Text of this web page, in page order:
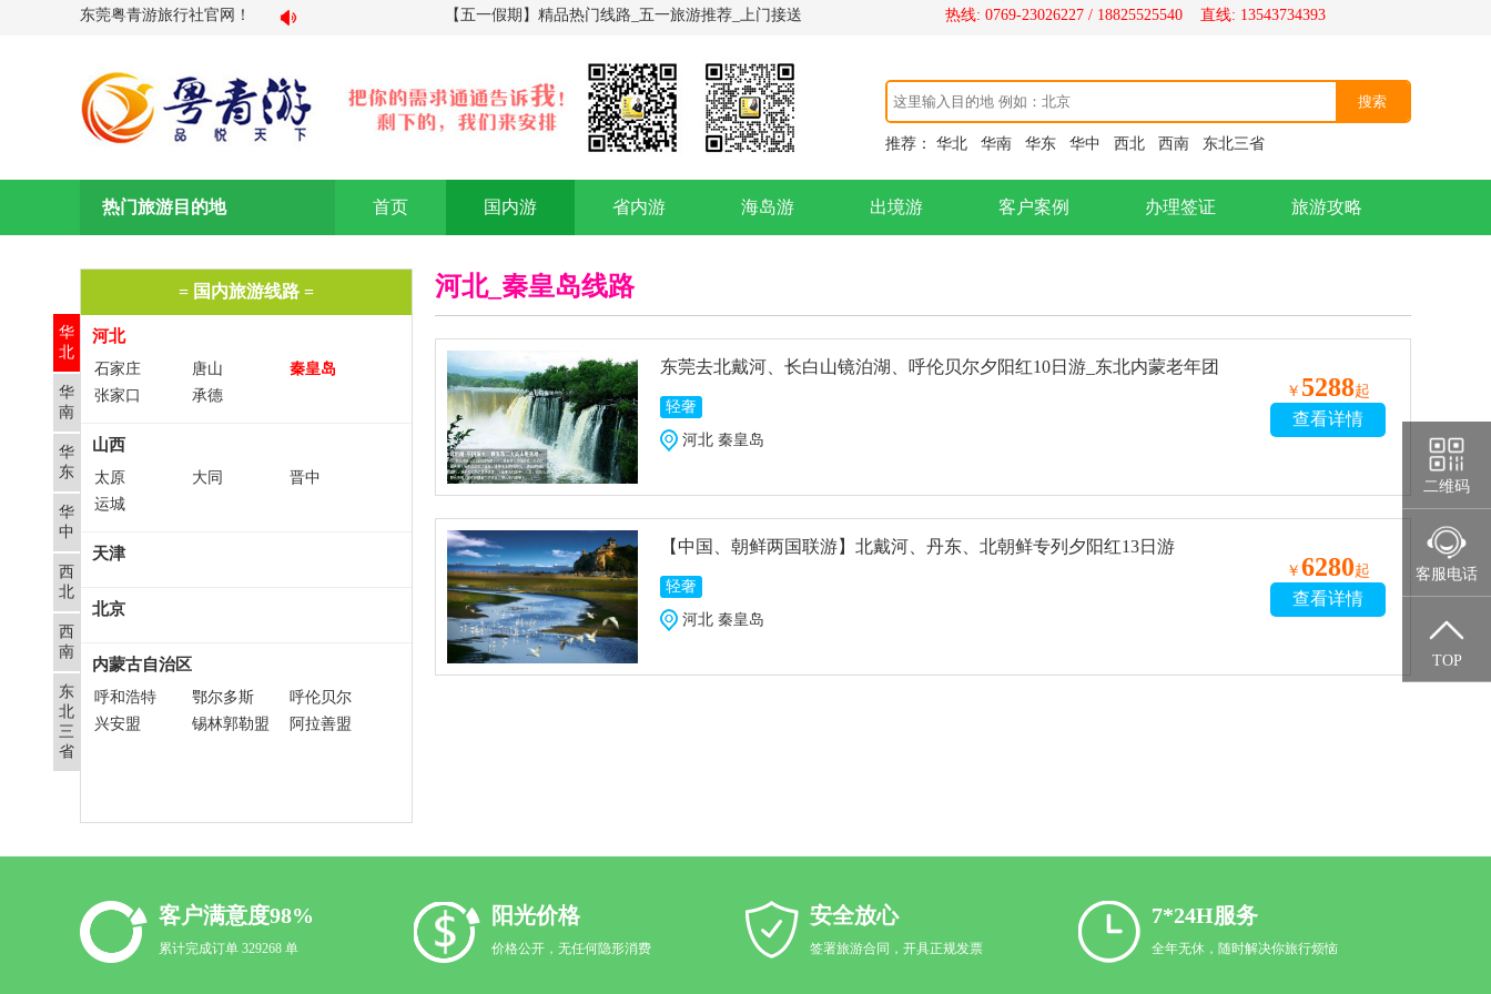
东莞粤青游旅行社官网！ 【五一假期】精品热门线路_五一旅游推荐_上门接送 热线: 0769-23026227 / 18825525540 直线: 13543734393
推荐： 华北 华南 华东 华中 西北 西南 东北三省
热门旅游目的地 首页 国内游 省内游 海岛游 出境游 客户案例 办理签证 旅游攻略
华
北
华
南
华
东
华
中
西
北
西
南
东
北
三
省
= 国内旅游线路 =
河北
石家庄 唐山
秦皇岛
张家口
承德
山西
太原 大同
晋中
运城
天津
北京
内蒙古自治区
呼和浩特 鄂尔多斯
呼伦贝尔
兴安盟
锡林郭勒盟 阿拉善盟
河北_秦皇岛线路
东莞去北戴河、长白山镜泊湖、呼伦贝尔夕阳红10日游_东北内蒙老年团
轻奢
河北 秦皇岛
￥ 5288起
查看详情
【中国、朝鲜两国联游】北戴河、丹东、北朝鲜专列夕阳红13日游
轻奢
河北 秦皇岛
￥ 6280起
查看详情
客户满意度98%
累计完成订单 329268 单
阳光价格
价格公开，无任何隐形消费
安全放心
签署旅游合同，开具正规发票
7*24H服务
全年无休，随时解决你旅行烦恼
二维码
客服电话
TOP